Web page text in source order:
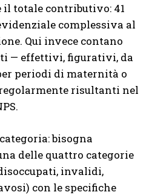
il totale contributivo: 41
complessiva al
Qui invece contano
— effettivi, figurativi, da
periodi di maternità o
risultanti nel
bisogna
delle quattro categorie
invalidi,
con le specifiche